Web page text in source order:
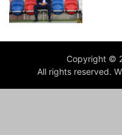
Copyright ©
All rights reserved.